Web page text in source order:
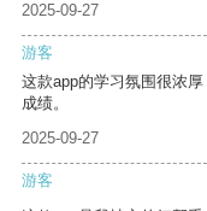
2025-09-27
游客
这款app的学习氛围很浓
成绩。
2025-09-27
游客